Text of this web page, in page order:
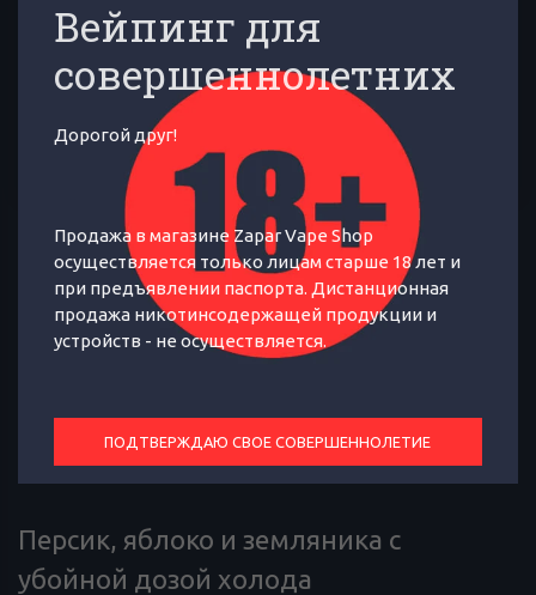
Задать вопрос по товару
Отличный сервис
Профессиональная консультация, индивидуальная поддержка,
дружеский совет по эксплуатации - это к нам!
Персик, яблоко и земляника с
убойной дозой холода
Вейпинг для
совершеннолетних
Дорогой друг!
Продажа в магазине Zapar Vape Shop
осуществляется только лицам старше 18 лет и
при предъявлении паспорта. Дистанционная
продажа никотинсодержащей продукции и
устройств - не осуществляется.
ПОДТВЕРЖДАЮ СВОЕ СОВЕРШЕННОЛЕТИЕ